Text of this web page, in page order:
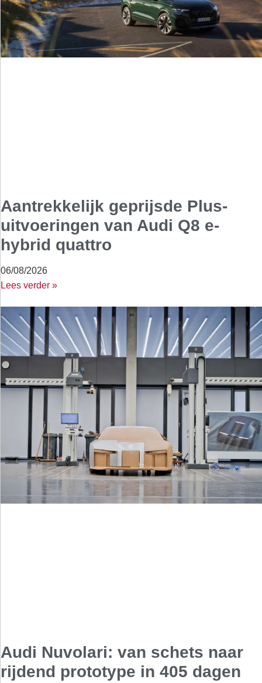
Aantrekkelijk geprijsde Plus-
uitvoeringen van Audi Q8 e-
hybrid quattro
06/08/2026
Lees verder »
Audi Nuvolari: van schets naar
rijdend prototype in 405 dagen